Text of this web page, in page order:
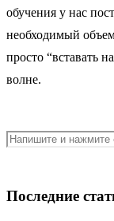
обучения у нас
необходимый
просто “вставать
волне.
Последние